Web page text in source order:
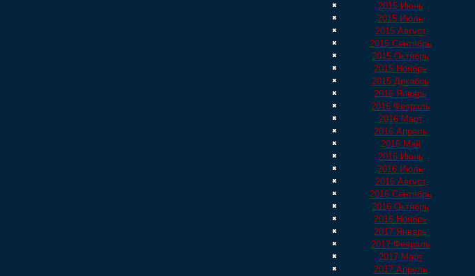
2015 Июнь
2015 Июль
2015 Август
2015 Сентябрь
2015 Октябрь
2015 Ноябрь
2015 Декабрь
2016 Январь
2016 Февраль
2016 Март
2016 Апрель
2016 Май
2016 Июнь
2016 Июль
2016 Август
2016 Сентябрь
2016 Октябрь
2016 Ноябрь
2017 Январь
2017 Февраль
2017 Март
2017 Апрель